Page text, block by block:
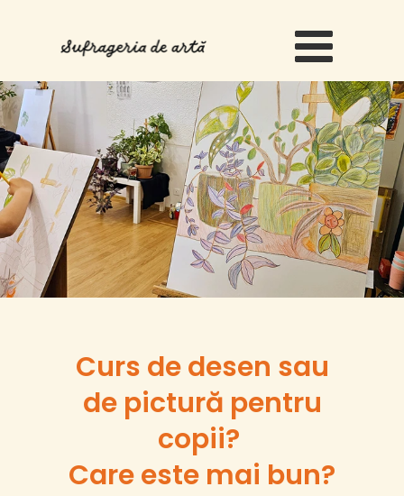
Curs de desen sau
de pictură pentru
copii?
Care este mai bun?